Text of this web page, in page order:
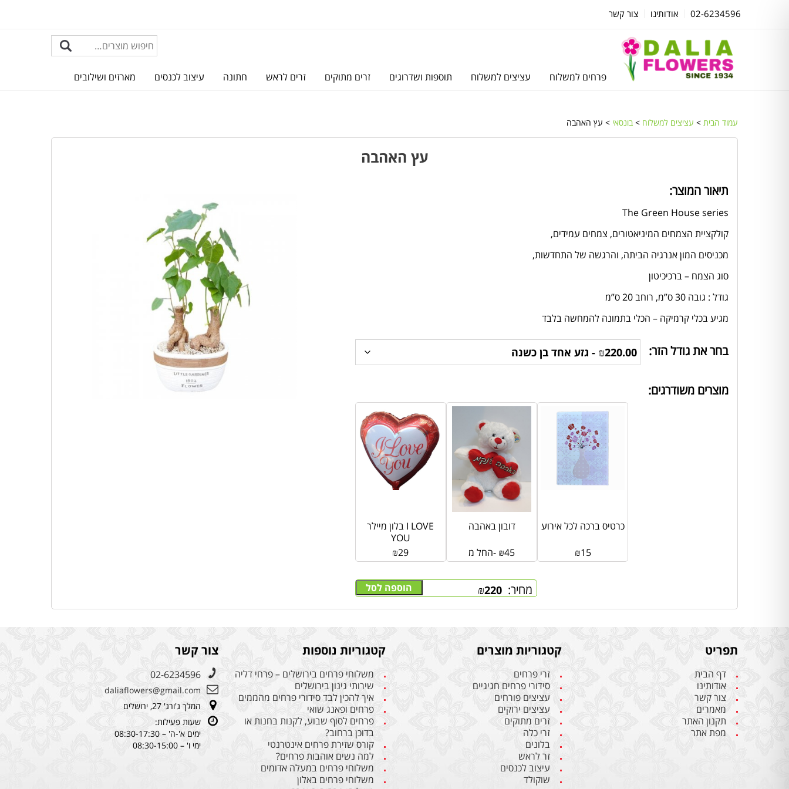
02-6234596 אודותינו צור קשר
פרחים למשלוח עציצים למשלוח תוספות ושדרוגים זרים מתוקים זרים לראש חתונה עיצוב לכנסים מארזים ושילובים
עמוד הבית > עציצים למשלוח >בונסאי > עץ האהבה
עץ האהבה
תיאור המוצר:
The Green House series
קולקציית הצמחים המיניאטורים, צמחים עמידים,
מכניסים המון אנרגיה הביתה, והרגשה של התחדשות,
סוג הצמח – ברכיכיטון
גודל : גובה 30 ס”מ, רוחב 20 ס”מ
מגיע בכלי קרמיקה – הכלי בתמונה להמחשה בלבד
בחר את גודל הזר:
מחיר: ₪220 הוספה לסל
מוצרים משודרגים:
בלון מיילר I LOVE
YOU
₪29
דובון באהבה
החל מ- ₪45
כרטיס ברכה לכל אירוע
₪15
תפריט
דף הבית
אודותינו
צור קשר
מאמרים
תקנון האתר
מפת אתר
קטגוריות מוצרים
זרי פרחים
סידורי פרחים חגיגיים
עציצים פורחים
עציצים ירוקים
זרים מתוקים
זרי כלה
בלונים
זר לראש
עיצוב לכנסים
שוקולד
קטגוריות נוספות
משלוחי פרחים בירושלים – פרחי דליה
שירותי גינון בירושלים
איך להכין לבד סידורי פרחים מהממים
פרחים ופאנג שואי
פרחים לסוף שבוע, לקנות בחנות או
בדוכן ברחוב?
קורס שזירת פרחים אינטרנטי
למה נשים אוהבות פרחים?
משלוחי פרחים במעלה אדומים
משלוחי פרחים באלון
צור קשר
02-6234596
daliaflowers@gmail.com
המלך ג'ורג' 27, ירושלים
שעות פעילות:
ימים א'-ה' – 08:30-17:30
ימי ו' – 08:30-15:00